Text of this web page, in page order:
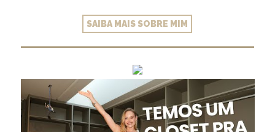
SAIBA MAIS SOBRE MIM